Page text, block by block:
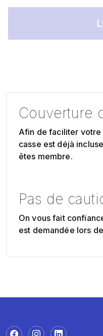
Couverture
Afin de faciliter
casse est déjà
êtes membre.
Pas de
On vous fait
est demandée lors